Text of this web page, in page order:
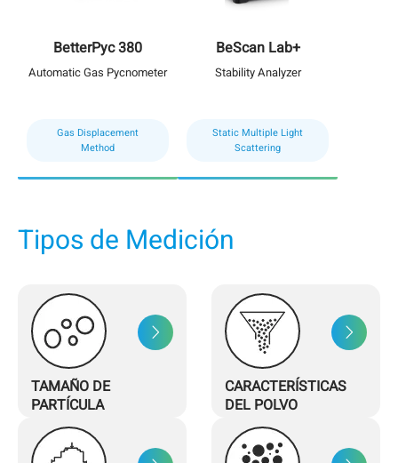
BetterPyc 380
Automatic Gas Pycnometer
Gas Displacement
Method
BeScan Lab+
Stability Analyzer
Static Multiple Light
Scattering
Tipos de Medición
TAMAÑO DE
PARTÍCULA
CARACTERÍSTICAS
DEL POLVO